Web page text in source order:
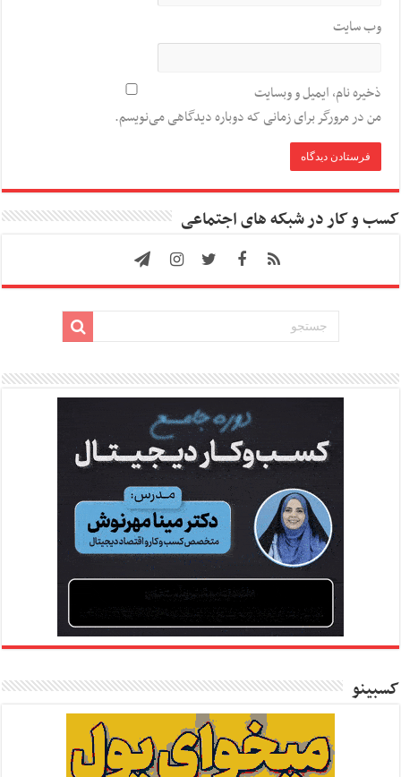
وب‌ سایت
ذخیره نام، ایمیل و وبسایت
من در مرورگر برای زمانی که دوباره دیدگاهی می‌نویسم.
کسب و کار در شبکه های اجتماعی
کسبینو